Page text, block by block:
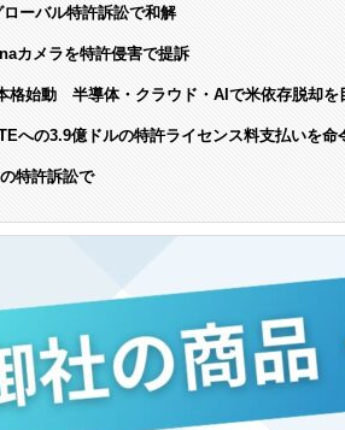
ーバル特許訴訟で和解
カメラを特許侵害で提訴
格始動 半導体・クラウド・AIで米依存脱却を
への3.9億ドルの特許ライセンス料支払いを命
特許訴訟で